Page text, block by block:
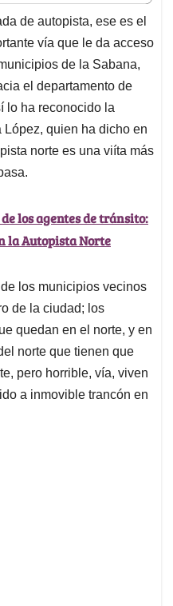
de autopista, ese es el
vía que le da acceso
de la Sabana,
el departamento de
lo ha reconocido la
quien ha dicho en
norte es una viíta más
los agentes de tránsito:
la Autopista Norte
los municipios vecinos
de la ciudad; los
quedan en el norte, y en
norte que tienen que
pero horrible, vía, viven
a inmovible trancón en